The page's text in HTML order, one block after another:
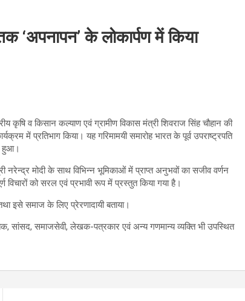
‘अपनापन’ के लोकार्पण में किया
कृषि व किसान कल्याण एवं ग्रामीण विकास मंत्री शिवराज सिंह चौहान की
में प्रतिभाग किया। यह गरिमामयी समारोह भारत के पूर्व उपराष्ट्रपति
हुआ।
नरेन्द्र मोदी के साथ विभिन्न भूमिकाओं में प्राप्त अनुभवों का सजीव वर्णन
को सरल एवं प्रभावी रूप में प्रस्तुत किया गया है।
इसे समाज के लिए प्रेरणादायी बताया।
सांसद, समाजसेवी, लेखक-पत्रकार एवं अन्य गणमान्य व्यक्ति भी उपस्थित